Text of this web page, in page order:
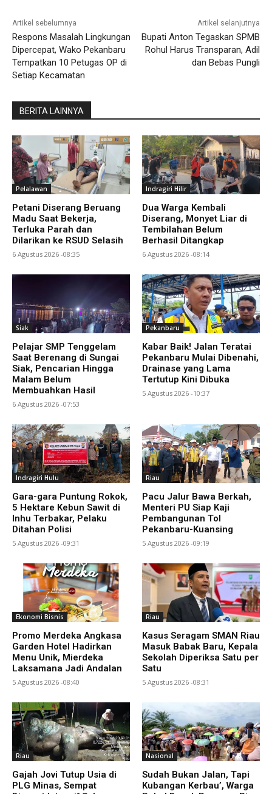
Artikel sebelumnya
Respons Masalah Lingkungan
Dipercepat, Wako Pekanbaru
Tempatkan 10 Petugas OP di
Setiap Kecamatan
Artikel selanjutnya
Bupati Anton Tegaskan SPMB
Rohul Harus Transparan, Adil
dan Bebas Pungli
BERITA LAINNYA
Pelalawan
Petani Diserang Beruang
Madu Saat Bekerja,
Terluka Parah dan
Dilarikan ke RSUD Selasih
6 Agustus 2026 -08:35
Indragiri Hilir
Dua Warga Kembali
Diserang, Monyet Liar di
Tembilahan Belum
Berhasil Ditangkap
6 Agustus 2026 -08:14
Siak
Pelajar SMP Tenggelam
Saat Berenang di Sungai
Siak, Pencarian Hingga
Malam Belum
Membuahkan Hasil
6 Agustus 2026 -07:53
Pekanbaru
Kabar Baik! Jalan Teratai
Pekanbaru Mulai Dibenahi,
Drainase yang Lama
Tertutup Kini Dibuka
5 Agustus 2026 -10:37
Indragiri Hulu
Gara-gara Puntung Rokok,
5 Hektare Kebun Sawit di
Inhu Terbakar, Pelaku
Ditahan Polisi
5 Agustus 2026 -09:31
Riau
Pacu Jalur Bawa Berkah,
Menteri PU Siap Kaji
Pembangunan Tol
Pekanbaru-Kuansing
5 Agustus 2026 -09:19
Ekonomi Bisnis
Promo Merdeka Angkasa
Garden Hotel Hadirkan
Menu Unik, Mierdeka
Laksamana Jadi Andalan
5 Agustus 2026 -08:40
Riau
Kasus Seragam SMAN Riau
Masuk Babak Baru, Kepala
Sekolah Diperiksa Satu per
Satu
5 Agustus 2026 -08:31
Riau
Gajah Jovi Tutup Usia di
PLG Minas, Sempat
Nasional
Sudah Bukan Jalan, Tapi
Kubangan Kerbau’, Warga